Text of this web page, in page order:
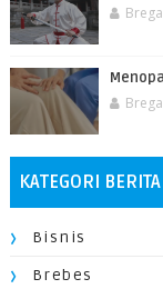
KATEGORI BERITA
Bisnis
Brebes